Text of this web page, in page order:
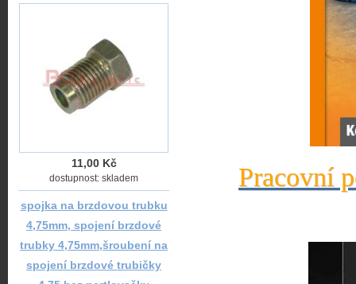
Pracovní
11,00 Kč
dostupnost: skladem
spojka na brzdovou trubku
4,75mm, spojení brzdové
trubky 4,75mm,šroubení na
spojení brzdové trubičky